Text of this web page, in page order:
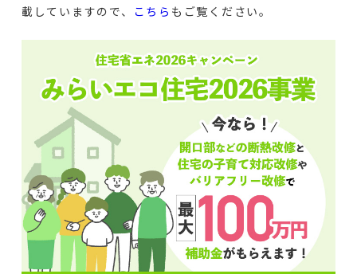
載していますので、
こちら もご覧ください。